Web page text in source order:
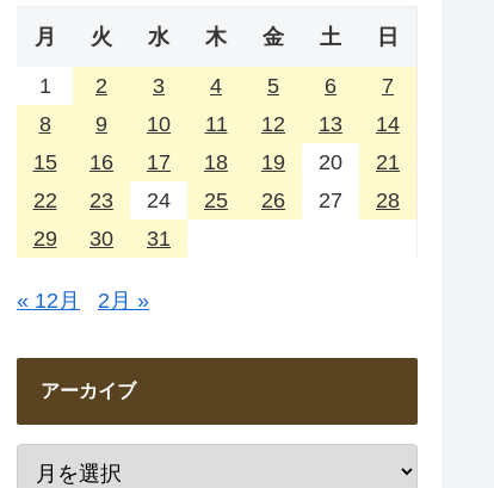
月 火 水 木 金 土 日
1 2 3 4 5 6
7
8
9 10 11 12 13
14
15
16 17 18 19 20
21
22
23 24 25 26 27
28
29
30 31
« 12月 2月 »
アーカイブ